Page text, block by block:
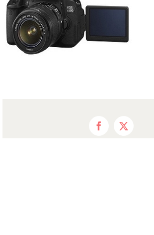
iPhone 回收價
線上商城
3C租賃
Facebook
X